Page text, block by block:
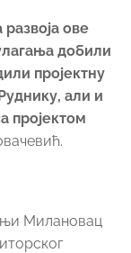
ове
добили
пројектну
али и
пројектом
Милановац